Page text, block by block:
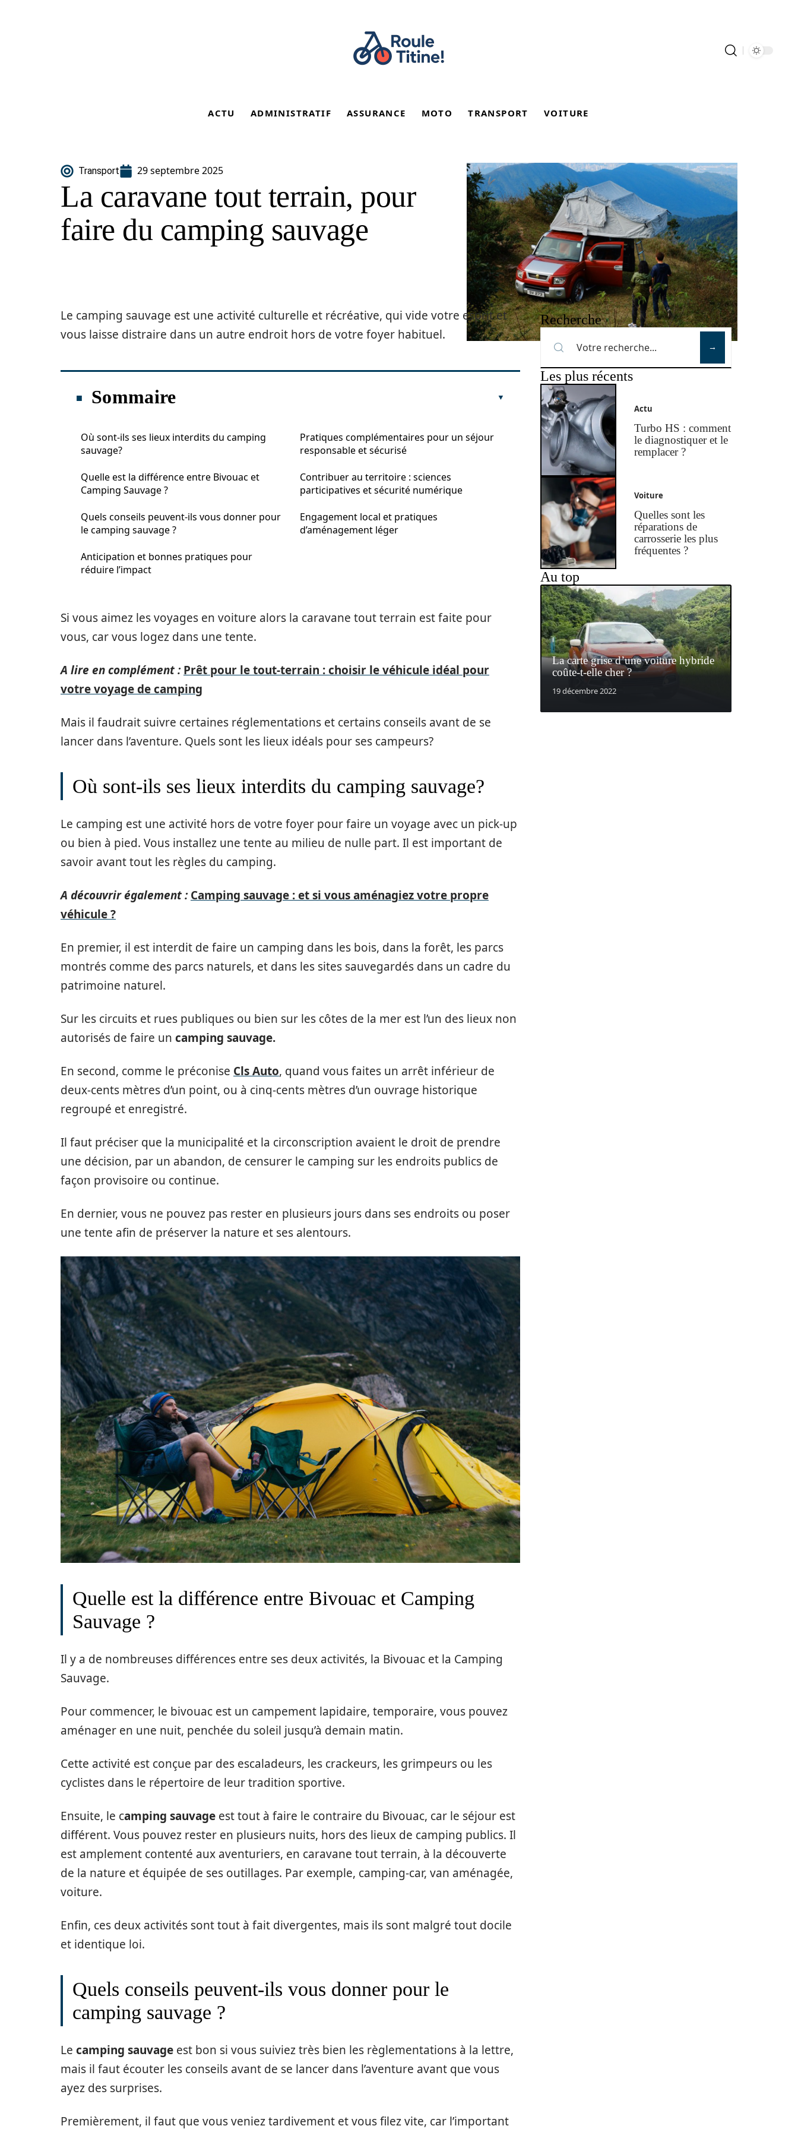
ACTU ADMINISTRATIF ASSURANCE MOTO TRANSPORT VOITURE
Transport 29 septembre 2025
La caravane tout terrain, pour
faire du camping sauvage
Le camping sauvage est une activité culturelle et récréative, qui vide votre esprit et
vous laisse distraire dans un autre endroit hors de votre foyer habituel.
Sommaire
Où sont-ils ses lieux interdits du camping
sauvage?
Quelle est la différence entre Bivouac et
Camping Sauvage ?
Quels conseils peuvent-ils vous donner pour
le camping sauvage ?
Anticipation et bonnes pratiques pour
réduire l’impact
Pratiques complémentaires pour un séjour
responsable et sécurisé
Contribuer au territoire : sciences
participatives et sécurité numérique
Engagement local et pratiques
d’aménagement léger
Si vous aimez les voyages en voiture alors la caravane tout terrain est faite pour
vous, car vous logez dans une tente.
A lire en complément : Prêt pour le tout-terrain : choisir le véhicule idéal pour
votre voyage de camping
Mais il faudrait suivre certaines réglementations et certains conseils avant de se
lancer dans l’aventure. Quels sont les lieux idéals pour ses campeurs?
Où sont-ils ses lieux interdits du camping sauvage?
Le camping est une activité hors de votre foyer pour faire un voyage avec un pick-up
ou bien à pied. Vous installez une tente au milieu de nulle part. Il est important de
savoir avant tout les règles du camping.
A découvrir également : Camping sauvage : et si vous aménagiez votre propre
véhicule ?
En premier, il est interdit de faire un camping dans les bois, dans la forêt, les parcs
montrés comme des parcs naturels, et dans les sites sauvegardés dans un cadre du
patrimoine naturel.
Sur les circuits et rues publiques ou bien sur les côtes de la mer est l’un des lieux non
autorisés de faire un camping sauvage.
En second, comme le préconise Cls Auto, quand vous faites un arrêt inférieur de
deux-cents mètres d’un point, ou à cinq-cents mètres d’un ouvrage historique
regroupé et enregistré.
Il faut préciser que la municipalité et la circonscription avaient le droit de prendre
une décision, par un abandon, de censurer le camping sur les endroits publics de
façon provisoire ou continue.
En dernier, vous ne pouvez pas rester en plusieurs jours dans ses endroits ou poser
une tente afin de préserver la nature et ses alentours.
Quelle est la différence entre Bivouac et Camping
Sauvage ?
Il y a de nombreuses différences entre ses deux activités, la Bivouac et la Camping
Sauvage.
Pour commencer, le bivouac est un campement lapidaire, temporaire, vous pouvez
aménager en une nuit, penchée du soleil jusqu’à demain matin.
Cette activité est conçue par des escaladeurs, les crackeurs, les grimpeurs ou les
cyclistes dans le répertoire de leur tradition sportive.
Ensuite, le camping sauvage est tout à faire le contraire du Bivouac, car le séjour est
différent. Vous pouvez rester en plusieurs nuits, hors des lieux de camping publics. Il
est amplement contenté aux aventuriers, en caravane tout terrain, à la découverte
de la nature et équipée de ses outillages. Par exemple, camping-car, van aménagée,
voiture.
Enfin, ces deux activités sont tout à fait divergentes, mais ils sont malgré tout docile
et identique loi.
Quels conseils peuvent-ils vous donner pour le
camping sauvage ?
Le camping sauvage est bon si vous suiviez très bien les règlementations à la lettre,
mais il faut écouter les conseils avant de se lancer dans l’aventure avant que vous
ayez des surprises.
Premièrement, il faut que vous veniez tardivement et vous filez vite, car l’important
Recherche
Les plus récents
Actu
Turbo HS : comment
le diagnostiquer et le
remplacer ?
Voiture
Quelles sont les
réparations de
carrosserie les plus
fréquentes ?
Au top
La carte grise d’une voiture hybride
coûte-t-elle cher ?
19 décembre 2022